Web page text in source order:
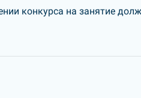
конкурса на занятие